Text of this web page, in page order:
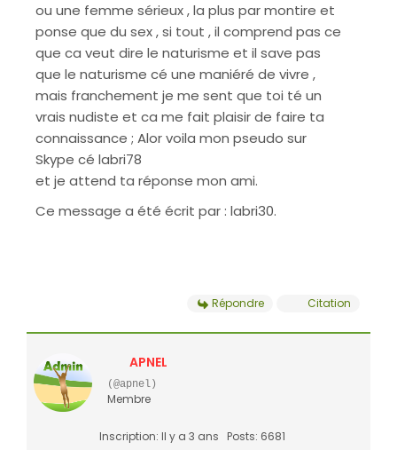
ou une femme sérieux , la plus par montire et
ponse que du sex , si tout , il comprend pas ce
que ca veut dire le naturisme et il save pas
que le naturisme cé une maniéré de vivre ,
mais franchement je me sent que toi té un
vrais nudiste et ca me fait plaisir de faire ta
connaissance ; Alor voila mon pseudo sur
Skype cé labri78
et je attend ta réponse mon ami.
Ce message a été écrit par : labri30.
Répondre Citation
APNEL
(@apnel)
Membre
Inscription: Il y a 3 ans Posts: 6681